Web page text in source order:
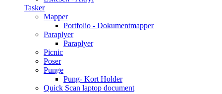
Tasker
Mapper
Portfolio - Dokumentmapper
Paraplyer
Paraplyer
Picnic
Poser
Punge
Pung- Kort Holder
Quick Scan laptop document